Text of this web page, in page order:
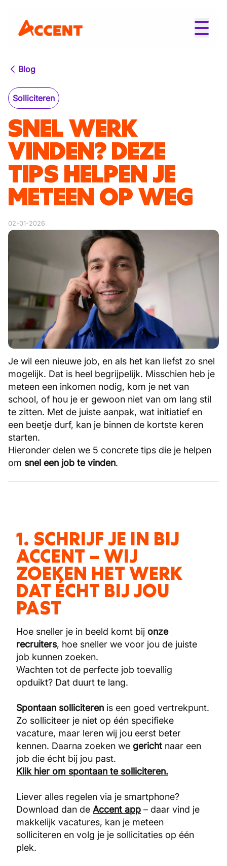
Blog
Solliciteren
SNEL WERK
VINDEN? DEZE
TIPS HELPEN JE
METEEN OP WEG
02-01-2026
Je wil een nieuwe job, en als het kan liefst zo snel
mogelijk. Dat is heel begrijpelijk. Misschien heb je
meteen een inkomen nodig, kom je net van
school, of hou je er gewoon niet van om lang stil
te zitten. Met de juiste aanpak, wat initiatief en
een beetje durf, kan je binnen de kortste keren
starten.
Hieronder delen we 5 concrete tips die je helpen
om snel een job te vinden.
1. SCHRIJF JE IN BIJ
ACCENT – WIJ
ZOEKEN HET WERK
DAT ÉCHT BIJ JOU
PAST
Hoe sneller je in beeld komt bij onze
recruiters, hoe sneller we voor jou de juiste
job kunnen zoeken.
Wachten tot de perfecte job toevallig
opduikt? Dat duurt te lang.
Spontaan solliciteren is een goed vertrekpunt.
Zo solliciteer je niet op één specifieke
vacature, maar leren wij jou eerst beter
kennen. Daarna zoeken we gericht naar een
job die écht bij jou past.
Klik hier om spontaan te solliciteren.
Liever alles regelen via je smartphone?
Download dan de Accent app – daar vind je
makkelijk vacatures, kan je meteen
solliciteren en volg je je sollicitaties op één
plek.